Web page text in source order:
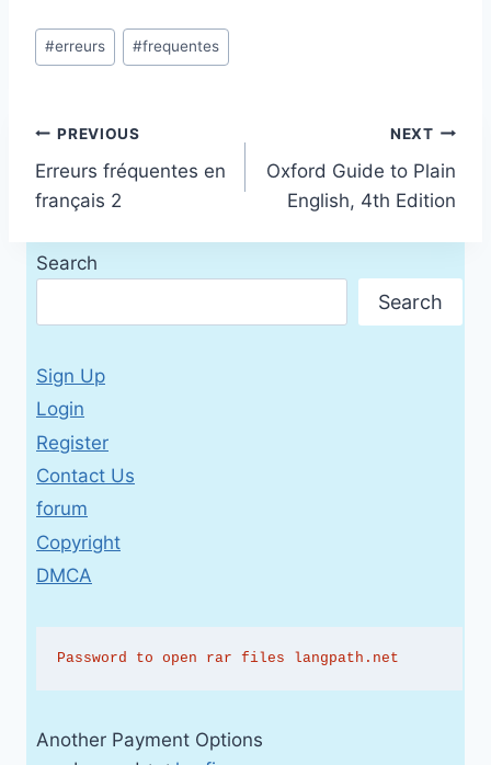
Post
Tags:
#erreurs #frequentes
Post
navigation
PREVIOUS
Erreurs fréquentes en
français 2
NEXT
Oxford Guide to Plain
English, 4th Edition
Search
Search
Sign Up
Login
Register
Contact Us
forum
Copyright
DMCA
Password to open rar files langpath.net
Another Payment Options